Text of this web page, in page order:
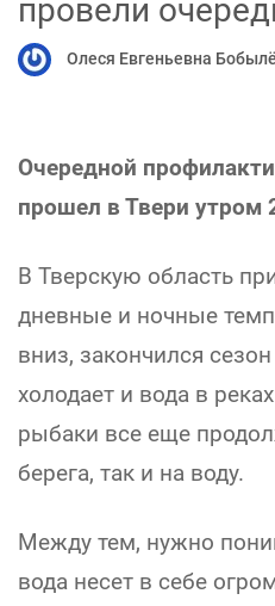
провели
Олеся Евгеньевна
Очередной
прошел в Твери утром
В Тверскую область
дневные и ночные
вниз, закончился
холодает и вода в
рыбаки все еще
берега, так и на воду.
Между тем, нужно
вода несет в себе